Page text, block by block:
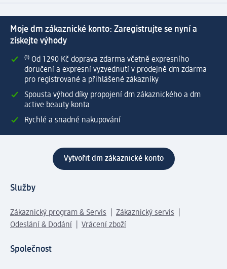
Moje dm zákaznické konto: Zaregistrujte se nyní a
získejte výhody
⁽¹⁾ Od 1 290 Kč doprava zdarma včetně expresního
doručení a expresní vyzvednutí v prodejně dm zdarma
pro registrované a přihlášené zákazníky
Spousta výhod díky propojení dm zákaznického a dm
active beauty konta
Rychlé a snadné nakupování
Vytvořit dm zákaznické konto
Služby
Zákaznický program & Servis
Zákaznický servis
Odeslání & Dodání
Vrácení zboží
Společnost